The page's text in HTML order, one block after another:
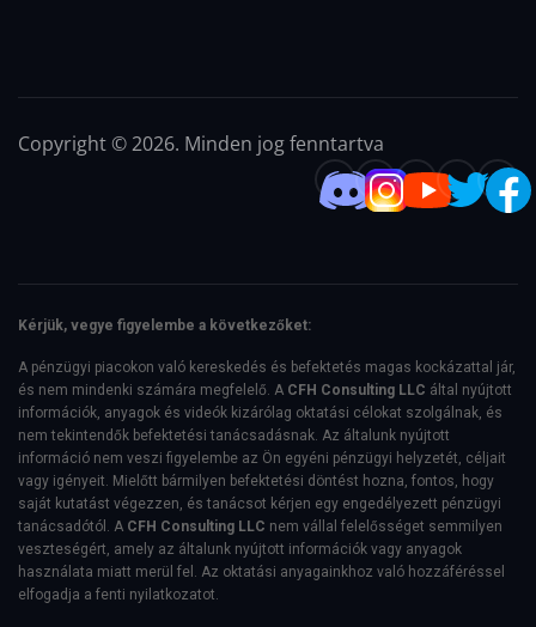
Copyright © 2026. Minden jog fenntartva
Kérjük, vegye figyelembe a következőket:
A pénzügyi piacokon való kereskedés és befektetés magas kockázattal jár,
és nem mindenki számára megfelelő. A CFH Consulting LLC által nyújtott
információk, anyagok és videók kizárólag oktatási célokat szolgálnak, és
nem tekintendők befektetési tanácsadásnak. Az általunk nyújtott
információ nem veszi figyelembe az Ön egyéni pénzügyi helyzetét, céljait
vagy igényeit. Mielőtt bármilyen befektetési döntést hozna, fontos, hogy
saját kutatást végezzen, és tanácsot kérjen egy engedélyezett pénzügyi
tanácsadótól. A CFH Consulting LLC nem vállal felelősséget semmilyen
veszteségért, amely az általunk nyújtott információk vagy anyagok
használata miatt merül fel. Az oktatási anyagainkhoz való hozzáféréssel
elfogadja a fenti nyilatkozatot.